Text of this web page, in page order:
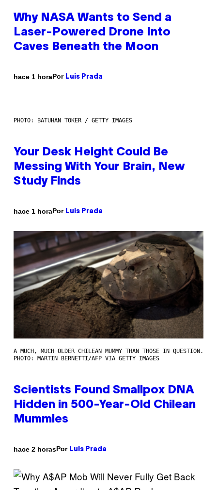
Why NASA Wants to Send a
Laser-Powered Drone Into
Caves Beneath the Moon
hace 1 horaPor Luis Prada
PHOTO: BATUHAN TOKER / GETTY IMAGES
Your Desk Height Could Be
Messing With Your Brain, New
Study Finds
hace 1 horaPor Luis Prada
A MUCH, MUCH OLDER CHILEAN MUMMY THAN THOSE IN QUESTION.
PHOTO: MARTIN BERNETTI/AFP VIA GETTY IMAGES
Scientists Found Smallpox DNA
Hidden in 500-Year-Old Chilean
Mummies
hace 2 horasPor Luis Prada